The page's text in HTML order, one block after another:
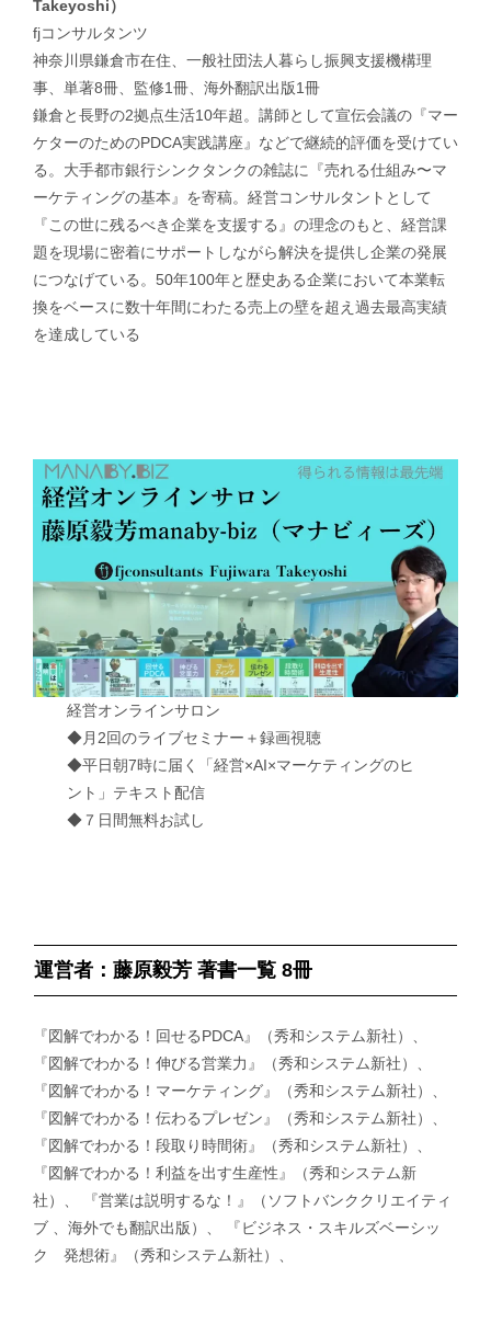
Takeyoshi）
fjコンサルタンツ
神奈川県鎌倉市在住、一般社団法人暮らし振興支援機構理
事、単著8冊、監修1冊、海外翻訳出版1冊
鎌倉と長野の2拠点生活10年超。講師として宣伝会議の『マー
ケターのためのPDCA実践講座』などで継続的評価を受けてい
る。大手都市銀行シンクタンクの雑誌に『売れる仕組み〜マ
ーケティングの基本』を寄稿。経営コンサルタントとして
『この世に残るべき企業を支援する』の理念のもと、経営課
題を現場に密着にサポートしながら解決を提供し企業の発展
につなげている。50年100年と歴史ある企業において本業転
換をベースに数十年間にわたる売上の壁を超え過去最高実績
を達成している
経営オンラインサロン
◆月2回のライブセミナー＋録画視聴
◆平日朝7時に届く「経営×AI×マーケティングのヒ
ント」テキスト配信
◆７日間無料お試し
運営者：藤原毅芳 著書一覧 8冊
『図解でわかる！回せるPDCA』（秀和システム新社）、
『図解でわかる！伸びる営業力』（秀和システム新社）、
『図解でわかる！マーケティング』（秀和システム新社）、
『図解でわかる！伝わるプレゼン』（秀和システム新社）、
『図解でわかる！段取り時間術』（秀和システム新社）、
『図解でわかる！利益を出す生産性』（秀和システム新
社）、 『営業は説明するな！』（ソフトバンククリエイティ
ブ 、海外でも翻訳出版）、 『ビジネス・スキルズベーシッ
ク 発想術』（秀和システム新社）、